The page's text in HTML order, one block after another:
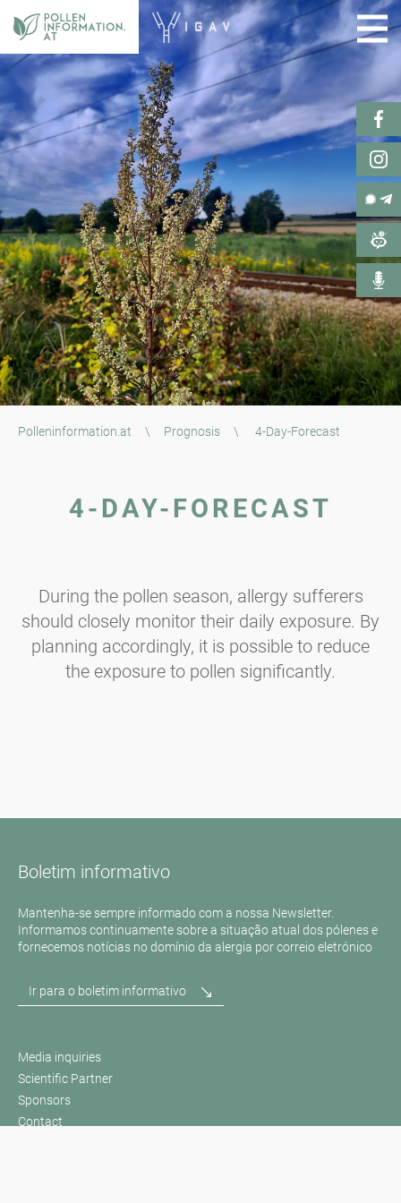
Polleninformation.at \ Prognosis \ 4-Day-Forecast
4-DAY-FORECAST
During the pollen season, allergy sufferers
should closely monitor their daily exposure. By
planning accordingly, it is possible to reduce
the exposure to pollen significantly.
Boletim informativo
Mantenha-se sempre informado com a nossa Newsletter.
Informamos continuamente sobre a situação atual dos pólenes e
fornecemos notícias no domínio da alergia por correio eletrónico
Ir para o boletim informativo
Media inquiries
Scientific Partner
Sponsors
Contact